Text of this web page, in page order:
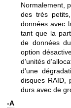
Normalement,
des très petits,
données avec
tant que la
de données
option
d’unités
d'une
disques RAID,
durs avec de
-A